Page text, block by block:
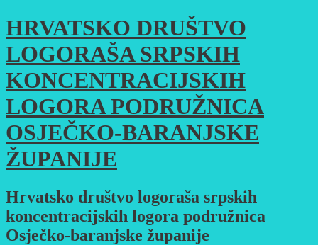
Skoči
do
sadržaja
HRVATSKO DRUŠTVO
LOGORAŠA SRPSKIH
KONCENTRACIJSKIH
LOGORA PODRUŽNICA
OSJEČKO-BARANJSKE
ŽUPANIJE
Hrvatsko društvo logoraša srpskih
koncentracijskih logora podružnica
Osječko-baranjske županije